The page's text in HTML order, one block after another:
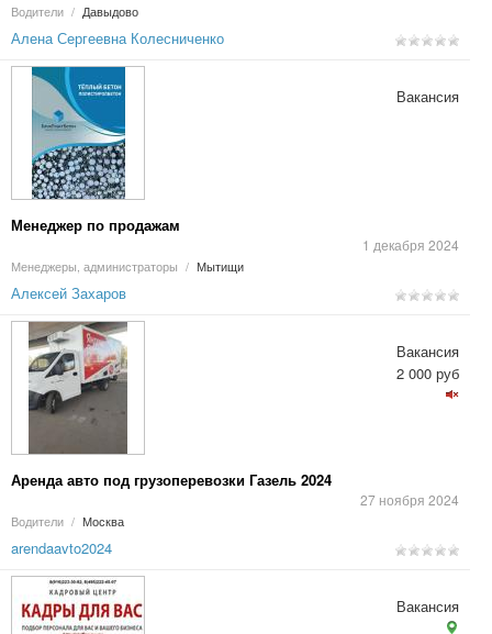
Водители / Давыдово
Алена Сергеевна Колесниченко
Менеджер по продажам
1 декабря 2024
Менеджеры, администраторы / Мытищи
Вакансия
Алексей Захаров
Аренда авто под грузоперевозки Газель 2024
27 ноября 2024
Водители / Москва
Вакансия
2 000 руб
arendaavto2024
Вакансия